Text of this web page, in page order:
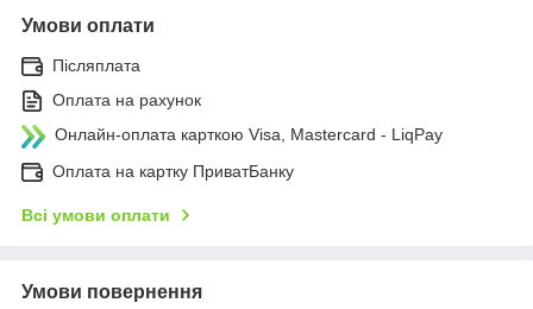
Умови оплати
Післяплата
Оплата на рахунок
Онлайн-оплата карткою Visa, Mastercard - LiqPay
Оплата на картку ПриватБанку
Всі умови оплати
Умови повернення